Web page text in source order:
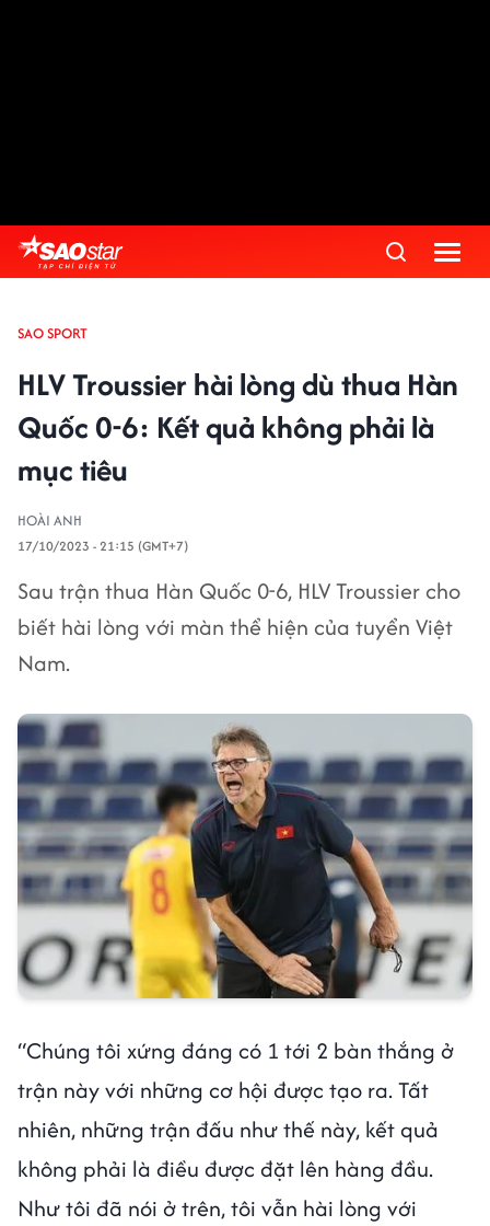
SAO SPORT
HLV Troussier hài lòng dù thua Hàn
Quốc 0-6: Kết quả không phải là
mục tiêu
HOÀI ANH
17/10/2023 - 21:15 (GMT+7)
Sau trận thua Hàn Quốc 0-6, HLV Troussier cho
biết hài lòng với màn thể hiện của tuyển Việt
Nam.
“Chúng tôi xứng đáng có 1 tới 2 bàn thắng ở
trận này với những cơ hội được tạo ra. Tất
nhiên, những trận đấu như thế này, kết quả
không phải là điều được đặt lên hàng đầu.
Như tôi đã nói ở trên, tôi vẫn hài lòng với